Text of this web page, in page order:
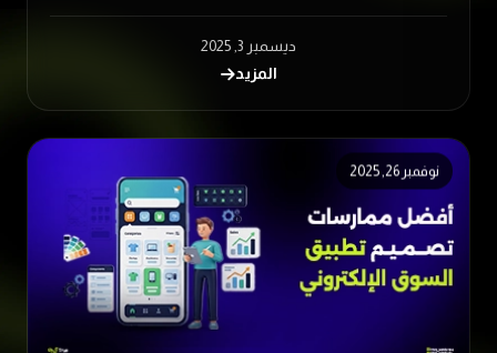
ديسمبر 3, 2025
المزيد
نوفمبر 26, 2025